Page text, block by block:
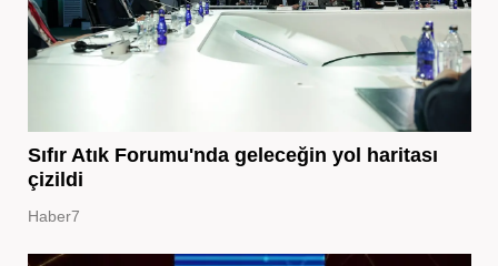
Sıfır Atık Forumu'nda geleceğin yol haritası
çizildi
Haber7